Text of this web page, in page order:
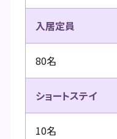
入居定員
80名
ショートステイ
10名